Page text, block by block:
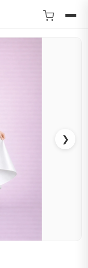
❯